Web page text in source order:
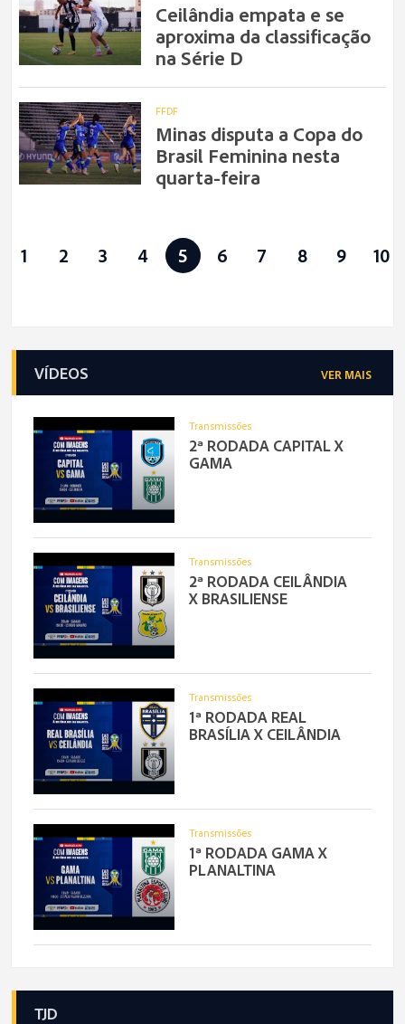
Ceilândia empata e se
aproxima da classificação
na Série D
FFDF
Minas disputa a Copa do
Brasil Feminina nesta
quarta-feira
1 2 3 4 5 6 7 8 9 10
VÍDEOS VER MAIS
Transmissões
2ª RODADA CAPITAL X
GAMA
Transmissões
2ª RODADA CEILÂNDIA
X BRASILIENSE
Transmissões
1ª RODADA REAL
BRASÍLIA X CEILÂNDIA
Transmissões
1ª RODADA GAMA X
PLANALTINA
TJD